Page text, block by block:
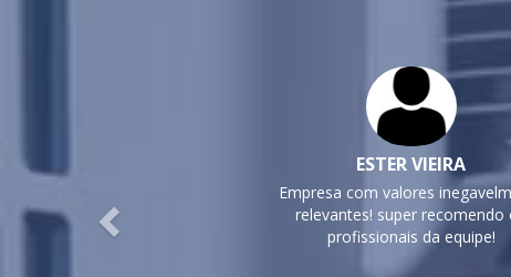
ESTER VIEIRA
Empresa com valores
relevantes! super recomendo
profissionais da equipe!